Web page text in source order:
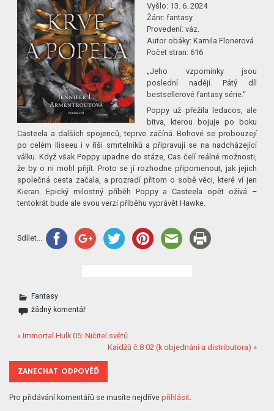
Vyšlo: 13. 6. 2024
Žánr:fantasy
Provedení:váz.
Autor obáky:Kamila Flonerová
Počet stran:616
„Jeho vzpomínky jsou
poslední nadějí. Pátý díl
bestsellerové fantasy série.“
Poppy už přežila ledacos, ale
bitva, kterou bojuje po boku
Casteela a dalších spojenců, teprve začíná. Bohové se probouzejí
po celém Iliseeu i v říši smrtelníků a připravují se na nadcházející
válku. Když však Poppy upadne do stáze, Cas čelí reálné možnosti,
že by o ni mohl přijít. Proto se jí rozhodne připomenout, jak jejich
společná cesta začala, a prozradí přitom o sobě věci, které ví jen
Kieran. Epický milostný příběh Poppy a Casteela opět ožívá –
tentokrát bude ale svou verzi příběhu vyprávět Hawke.
Sdílet...
Fantasy
žádný komentář
« Immortal Hulk 05: Ničitel světů
Kaidžů č.8 02 (k objednání u distributora) »
ZANECHAT ODPOVĚĎ
Pro přidávání komentářů se musíte nejdřívepřihlásit